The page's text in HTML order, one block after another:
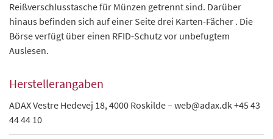
Reißverschlusstasche für Münzen getrennt sind. Darüber
hinaus befinden sich auf einer Seite drei Karten-Fächer . Die
Börse verfügt über einen RFID-Schutz vor unbefugtem
Auslesen.
Herstellerangaben
ADAX Vestre Hedevej 18, 4000 Roskilde – web@adax.dk +45 43
44 44 10